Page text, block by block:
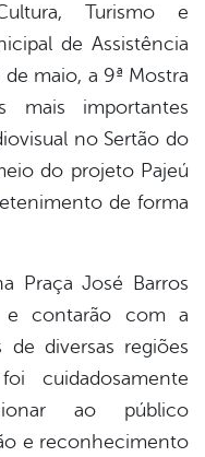
Turismo e
de Assistência
maio, a 9ª Mostra
mais importantes
no Sertão do
do projeto Pajeú
de forma
Praça José Barros
e contarão com a
de diversas regiões
cuidadosamente
ao público
e reconhecimento